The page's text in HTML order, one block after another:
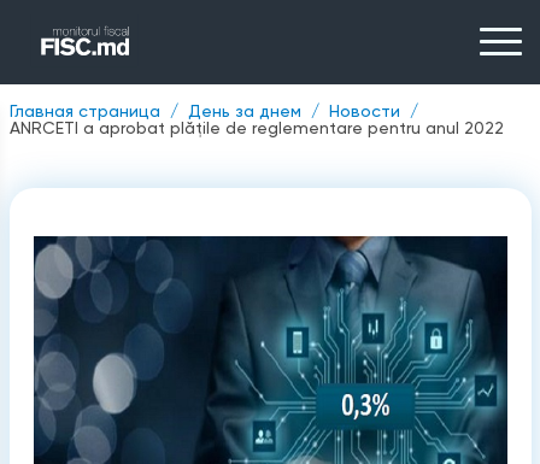
Главная страница День за днем
Новости
ANRCETI a aprobat plățile de reglementare pentru anul 2022